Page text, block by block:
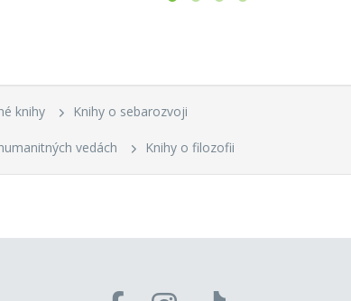
knihy Knihy o sebarozvoji
vedách Knihy o filozofii